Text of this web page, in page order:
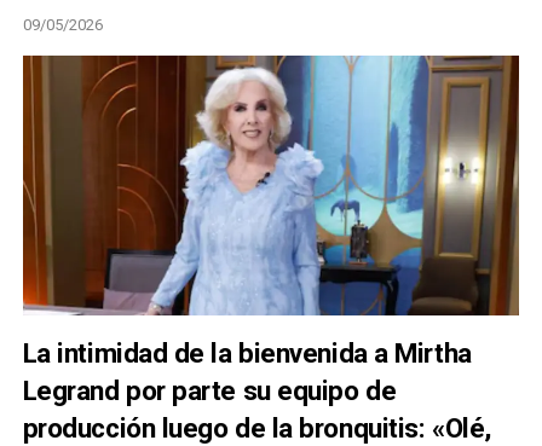
09/05/2026
La intimidad de la bienvenida a Mirtha
Legrand por parte su equipo de
producción luego de la bronquitis: «Olé,